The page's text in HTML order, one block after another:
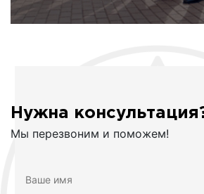
Нужна
Мы перезвоним и поможем!